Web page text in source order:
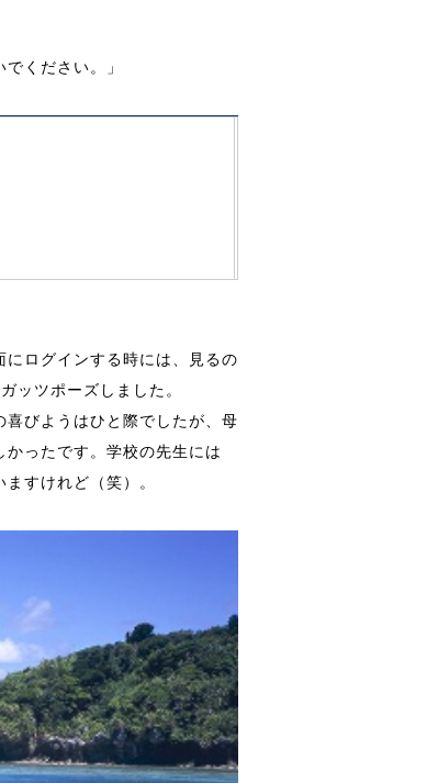
ください。」
ログインする時には、見るの
ッツポーズしました。
びようはひと際でしたが、母
ったです。学校の先生には
すけれど（笑）。